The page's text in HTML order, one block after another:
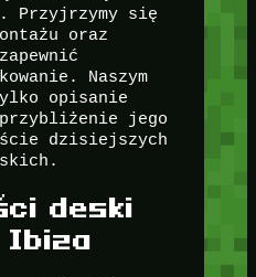
Przyjrzymy się
oraz
Naszym
opisanie
jego
dzisiejszych
deski
Ibiza